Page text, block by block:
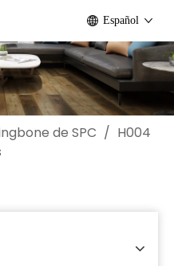
Español
de SPC / H004